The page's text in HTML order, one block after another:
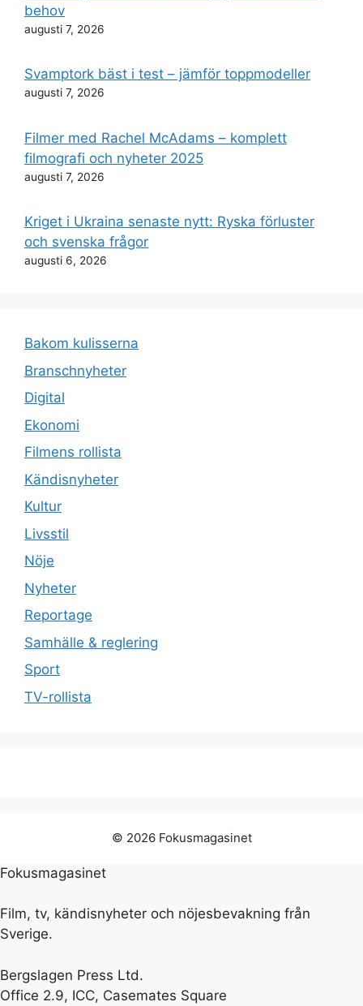
behov
augusti 7, 2026
Svamptork bäst i test – jämför toppmodeller
augusti 7, 2026
Filmer med Rachel McAdams – komplett
filmografi och nyheter 2025
augusti 7, 2026
Kriget i Ukraina senaste nytt: Ryska förluster
och svenska frågor
augusti 6, 2026
Bakom kulisserna
Branschnyheter
Digital
Ekonomi
Filmens rollista
Kändisnyheter
Kultur
Livsstil
Nöje
Nyheter
Reportage
Samhälle & reglering
Sport
TV-rollista
© 2026 Fokusmagasinet
Fokusmagasinet
Film, tv, kändisnyheter och nöjesbevakning från
Sverige.
Bergslagen Press Ltd.
Office 2.9, ICC, Casemates Square